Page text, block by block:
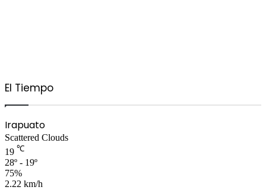
El Tiempo
Irapuato
Scattered Clouds
19 ℃
28º - 19º
75%
2.22 km/h